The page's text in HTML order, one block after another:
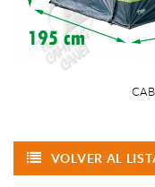
VOLVER AL